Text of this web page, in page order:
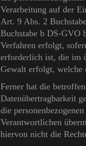
Verarbeitung auf der
Art. 9 Abs. 2
Buchstabe b DS-GVO
Verfahren erfolgt,
erforderlich ist, die im
Gewalt erfolgt, welche
Ferner hat die
Datenübertragbarkeit
die
Verantwortlichen
hiervon nicht die